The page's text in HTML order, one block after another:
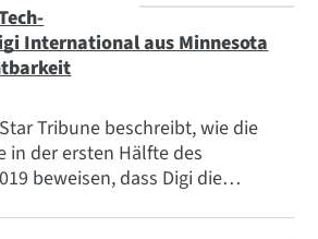
werden und wie die KI-
wird, dass Menschen, die
anstreben, sich
Patientenbetreuung und
International aus Minnesota
Tribune beschreibt, wie die
in der ersten Hälfte des
beweisen, dass Digi die